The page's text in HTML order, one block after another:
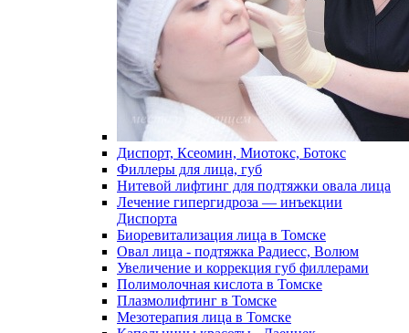
Диспорт, Ксеомин, Миотокс, Ботокс
Филлеры для лица, губ
Нитевой лифтинг для подтяжки овала лица
Лечение гипергидроза — инъекции
Диспорта
Биоревитализация лица в Томске
Овал лица - подтяжка Радиесс, Волюм
Увеличение и коррекция губ филлерами
Полимолочная кислота в Томске
Плазмолифтинг в Томске
Мезотерапия лица в Томске